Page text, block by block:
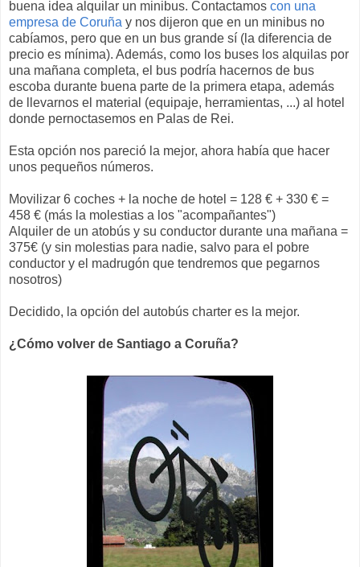
buena idea alquilar un minibus. Contactamos con una
empresa de Coruña y nos dijeron que en un minibus no
cabíamos, pero que en un bus grande sí (la diferencia de
precio es mínima). Además, como los buses los alquilas por
una mañana completa, el bus podría hacernos de bus
escoba durante buena parte de la primera etapa, además
de llevarnos el material (equipaje, herramientas, ...) al hotel
donde pernoctasemos en Palas de Rei.
Esta opción nos pareció la mejor, ahora había que hacer
unos pequeños números.
Movilizar 6 coches + la noche de hotel = 128 € + 330 € =
458 € (más la molestias a los "acompañantes")
Alquiler de un atobús y su conductor durante una mañana =
375€ (y sin molestias para nadie, salvo para el pobre
conductor y el madrugón que tendremos que pegarnos
nosotros)
Decidido, la opción del autobús charter es la mejor.
¿Cómo volver de Santiago a Coruña?